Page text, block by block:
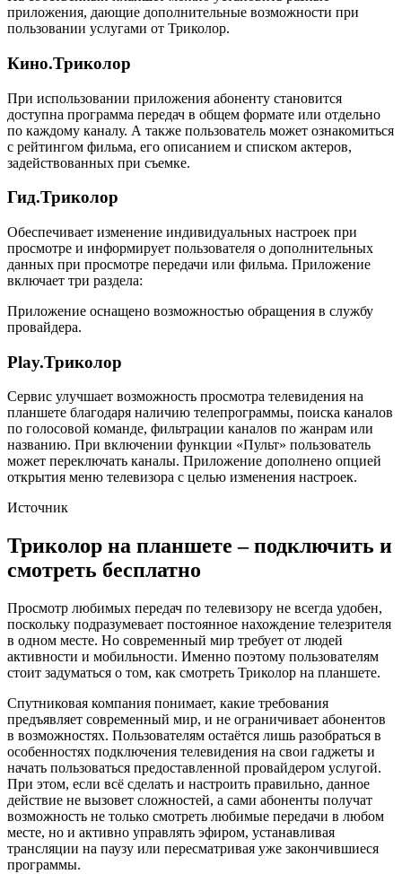
приложения, дающие дополнительные возможности при
пользовании услугами от Триколор.
Кино.Триколор
При использовании приложения абоненту становится
доступна программа передач в общем формате или отдельно
по каждому каналу. А также пользователь может ознакомиться
с рейтингом фильма, его описанием и списком актеров,
задействованных при съемке.
Гид.Триколор
Обеспечивает изменение индивидуальных настроек при
просмотре и информирует пользователя о дополнительных
данных при просмотре передачи или фильма. Приложение
включает три раздела:
Приложение оснащено возможностью обращения в службу
провайдера.
Play.Триколор
Сервис улучшает возможность просмотра телевидения на
планшете благодаря наличию телепрограммы, поиска каналов
по голосовой команде, фильтрации каналов по жанрам или
названию. При включении функции «Пульт» пользователь
может переключать каналы. Приложение дополнено опцией
открытия меню телевизора с целью изменения настроек.
Источник
Триколор на планшете – подключить и
смотреть бесплатно
Просмотр любимых передач по телевизору не всегда удобен,
поскольку подразумевает постоянное нахождение телезрителя
в одном месте. Но современный мир требует от людей
активности и мобильности. Именно поэтому пользователям
стоит задуматься о том, как смотреть Триколор на планшете.
Спутниковая компания понимает, какие требования
предъявляет современный мир, и не ограничивает абонентов
в возможностях. Пользователям остаётся лишь разобраться в
особенностях подключения телевидения на свои гаджеты и
начать пользоваться предоставленной провайдером услугой.
При этом, если всё сделать и настроить правильно, данное
действие не вызовет сложностей, а сами абоненты получат
возможность не только смотреть любимые передачи в любом
месте, но и активно управлять эфиром, устанавливая
трансляции на паузу или пересматривая уже закончившиеся
программы.